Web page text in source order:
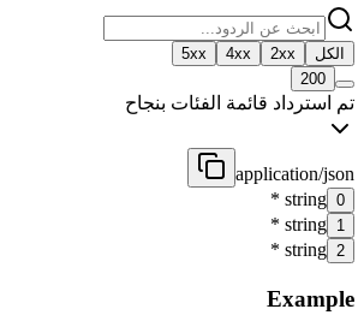
الكل 2xx
4xx
5xx
200
تم استرداد قائمة الفئات بنجاح
application/json
0
string
*
1
string
*
2
string
*
Example